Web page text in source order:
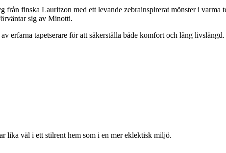
finska Lauritzon med ett levande zebrainspirerat mönster i varma
sig av Minotti.
erfarna tapetserare för att säkerställa både komfort och lång
lika väl i ett stilrent hem som i en mer eklektisk miljö.